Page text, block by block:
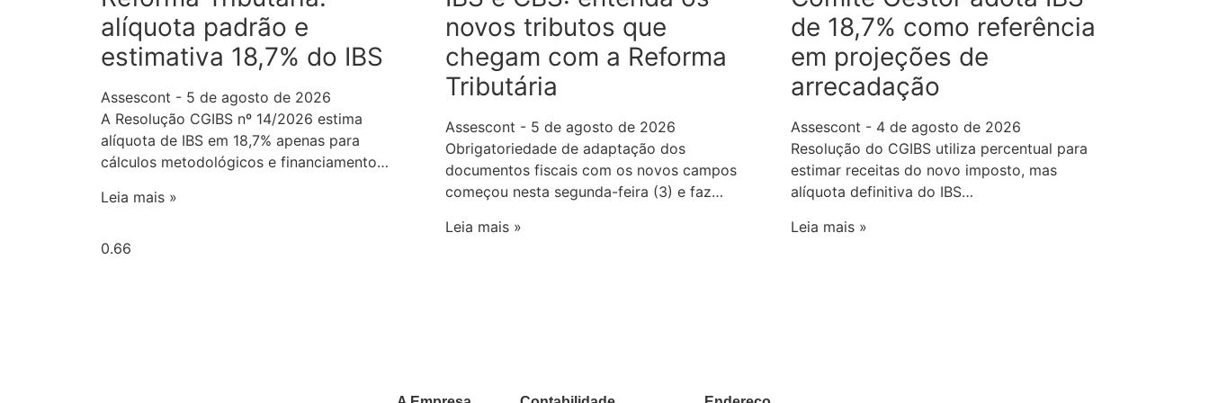
alíquota padrão e
estimativa 18,7% do IBS
Assescont
5 de agosto de 2026
A Resolução CGIBS nº 14/2026 estima
alíquota de IBS em 18,7% apenas para
cálculos metodológicos e financiamento…
Leia mais »
novos tributos que
chegam com a Reforma
Tributária
Assescont
5 de agosto de 2026
Obrigatoriedade de adaptação dos
documentos fiscais com os novos campos
começou nesta segunda-feira (3) e faz…
Leia mais »
de 18,7% como referência
em projeções de
arrecadação
Assescont
4 de agosto de 2026
Resolução do CGIBS utiliza percentual para
estimar receitas do novo imposto, mas
alíquota definitiva do IBS…
Leia mais »